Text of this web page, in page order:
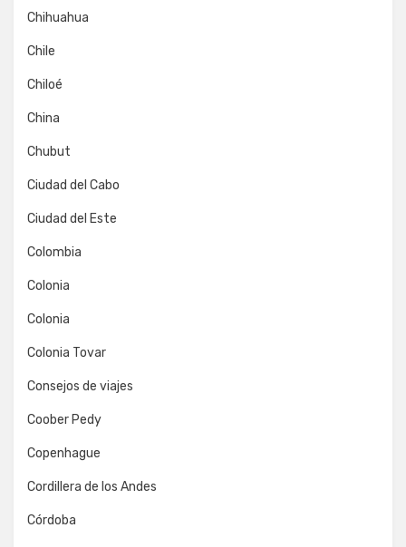
Chihuahua
Chile
Chiloé
China
Chubut
Ciudad del Cabo
Ciudad del Este
Colombia
Colonia
Colonia
Colonia Tovar
Consejos de viajes
Coober Pedy
Copenhague
Cordillera de los Andes
Córdoba